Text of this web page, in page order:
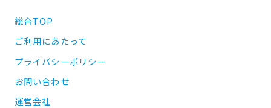
総合TOP
ご利用にあたって
プライバシーポリシー
お問い合わせ
運営会社